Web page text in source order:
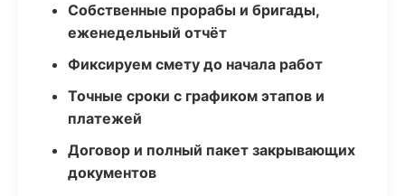
Собственные прорабы и бригады,
еженедельный отчёт
Фиксируем смету до начала работ
Точные сроки с графиком этапов и
платежей
Договор и полный пакет закрывающих
документов